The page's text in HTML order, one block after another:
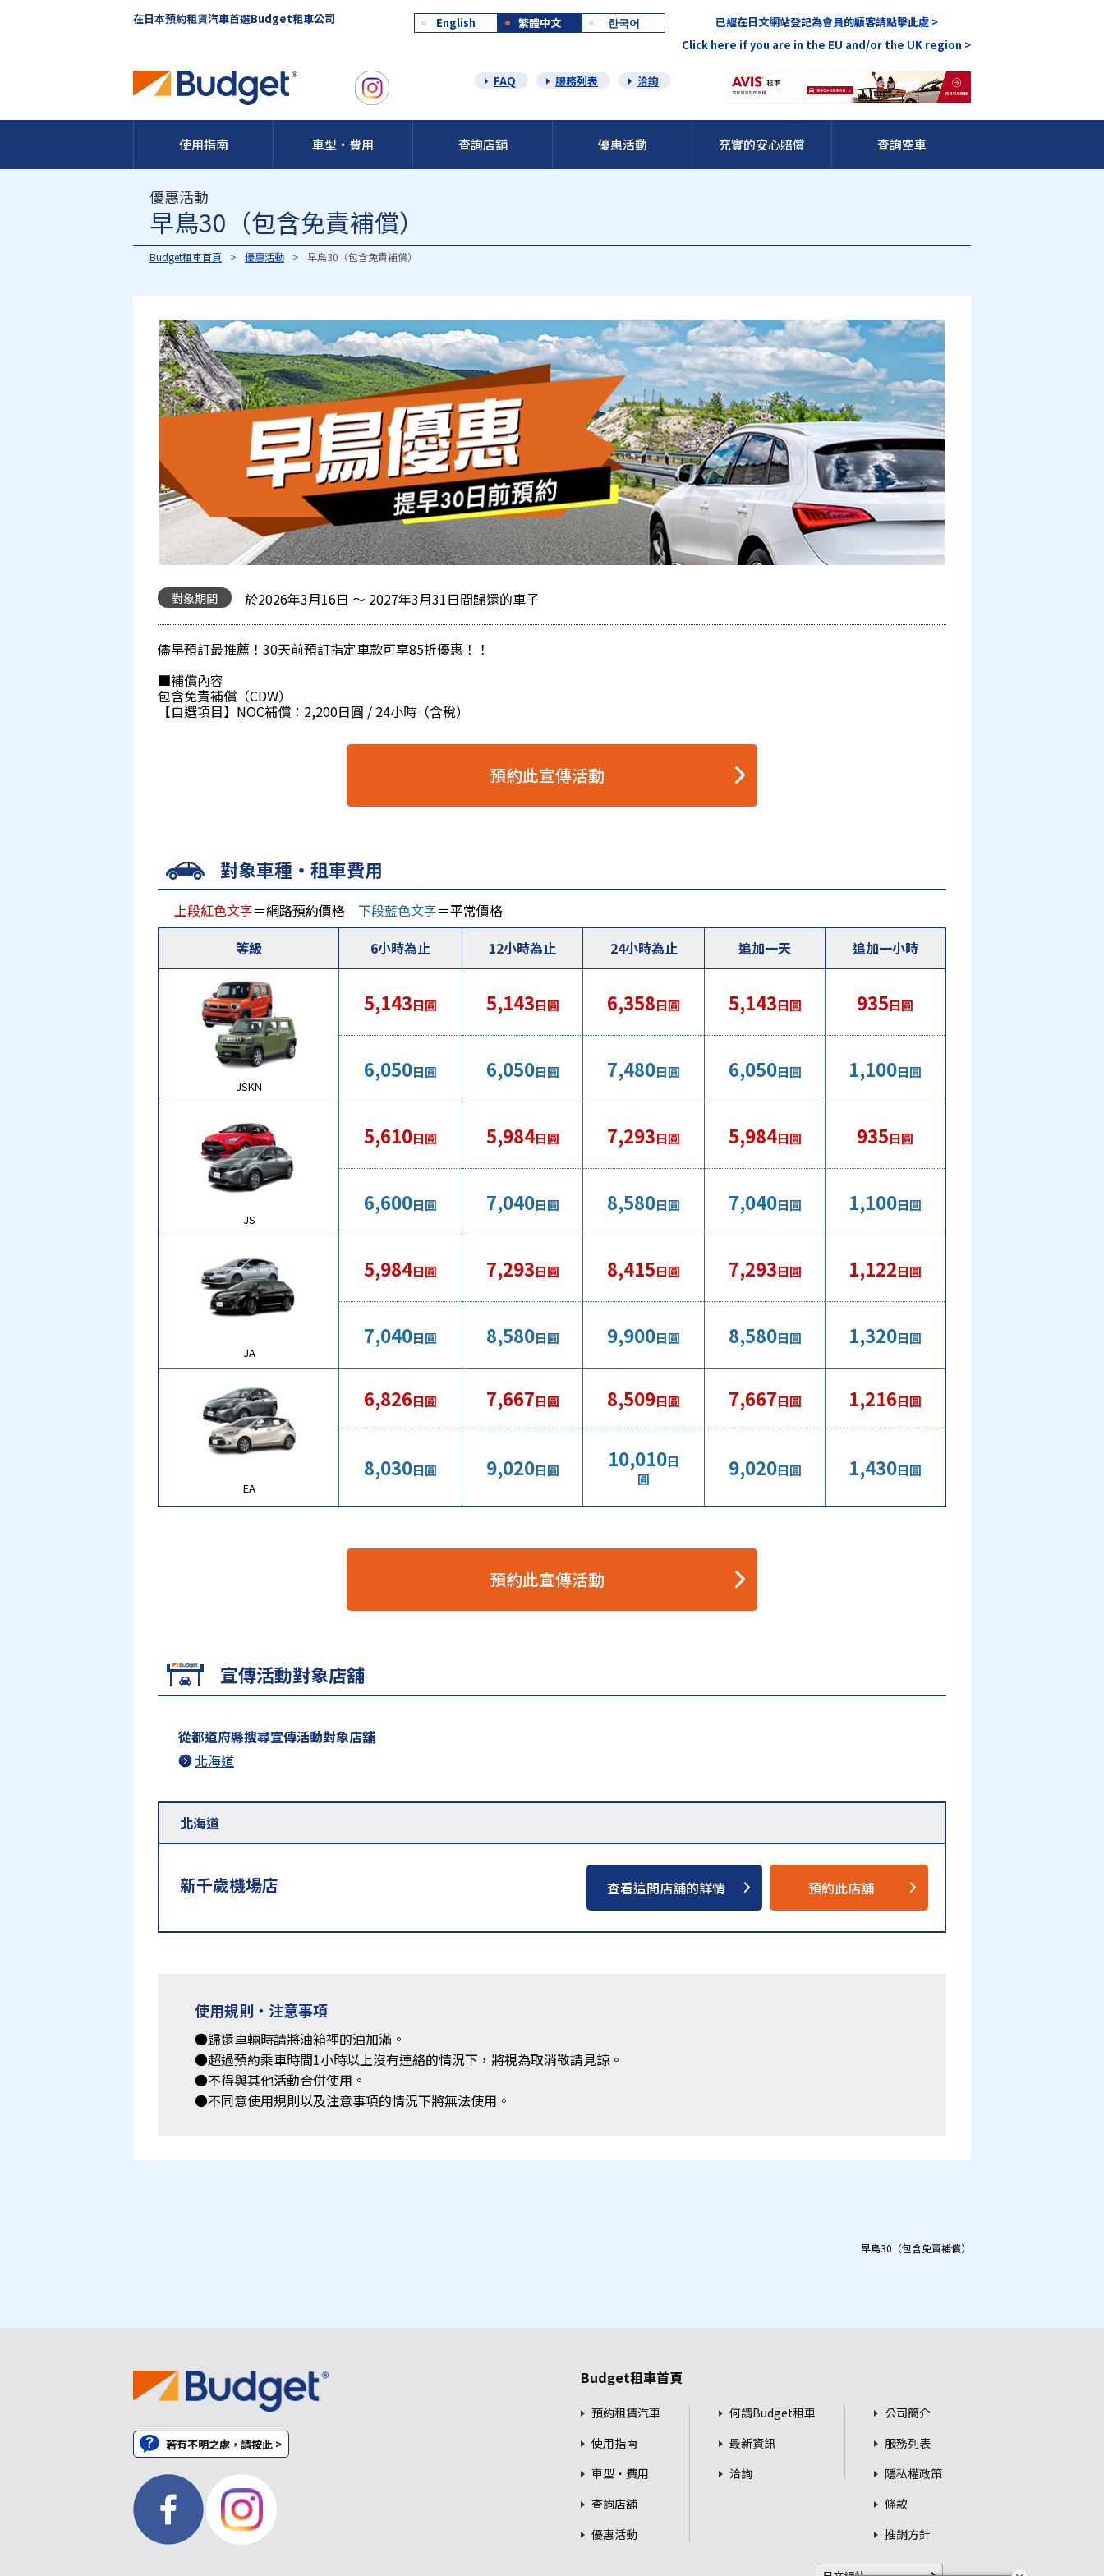
在日本預約租賃汽車首選Budget租車公司
已經在日文網站登記為會員的顧客請點擊此處 >
Click here if you are in the EU and/or the UK region >
English 繁體中文 한국어
FAQ 服務列表 洽詢
使用指南 車型・費用 查詢店舖 優惠活動 充實的安心賠償 查詢空車
優惠活動
早鳥30（包含免責補償）
Budget租車首頁 優惠活動 早鳥30（包含免責補償）
對象期間 於2026年3月16日 ～ 2027年3月31日間歸還的車子
儘早預訂最推薦！30天前預訂指定車款可享85折優惠！！
■補償內容
包含免責補償（CDW）
【自選項目】NOC補償：2,200日圓 / 24小時（含稅）
預約此宣傳活動
對象車種・租車費用
上段紅色文字＝網路預約價格 下段藍色文字＝平常價格
等級
6小時為止 12小時為止 24小時為止 追加一天 追加一小時
JSKN
5,143日圓 5,143日圓 6,358日圓 5,143日圓 935日圓
6,050日圓 6,050日圓 7,480日圓 6,050日圓 1,100日圓
JS
5,610日圓 5,984日圓 7,293日圓 5,984日圓 935日圓
6,600日圓 7,040日圓 8,580日圓 7,040日圓 1,100日圓
JA
5,984日圓 7,293日圓 8,415日圓 7,293日圓 1,122日圓
7,040日圓 8,580日圓 9,900日圓 8,580日圓 1,320日圓
EA
6,826日圓 7,667日圓 8,509日圓 7,667日圓 1,216日圓
8,030日圓 9,020日圓 10,010日
圓
9,020日圓 1,430日圓
預約此宣傳活動
宣傳活動對象店舖
從都道府縣搜尋宣傳活動對象店舖
北海道
北海道
新千歲機場店 查看這間店舖的詳情 預約此店舖
使用規則・注意事項
●歸還車輛時請將油箱裡的油加滿。
●超過預約乘車時間1小時以上沒有連絡的情況下，將視為取消敬請見諒。
●不得與其他活動合併使用。
●不同意使用規則以及注意事項的情況下將無法使用。
早鳥30（包含免責補償）
若有不明之處，請按此 >
Budget租車首頁
預約租賃汽車
使用指南
車型・費用
查詢店舖
優惠活動
何謂Budget租車
最新資訊
洽詢
公司簡介
服務列表
隱私權政策
條款
推銷方針